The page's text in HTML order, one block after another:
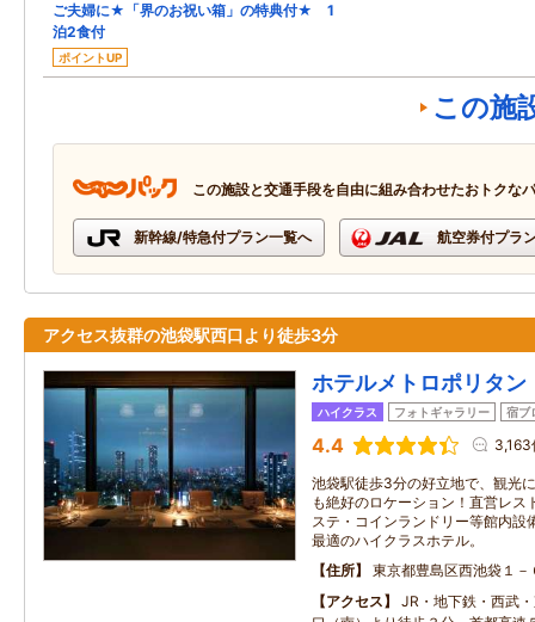
ご夫婦に★「界のお祝い箱」の特典付★ 1
泊2食付
ポイントUP
この施
この施設と交通手段を自由に組み合わせたおトクな
新幹線/特急付プラン一覧へ 航空券付プラ
アクセス抜群の池袋駅西口より徒歩3分
ホテルメトロポリタン
ハイクラス フォトギャラリー 宿ブ
4.4 3,163
池袋駅徒歩3分の好立地で、観光
も絶好のロケーション！直営レス
ステ・コインランドリー等館内設
最適のハイクラスホテル。
住所
東京都豊島区西池袋１－
アクセス
JR・地下鉄・西武